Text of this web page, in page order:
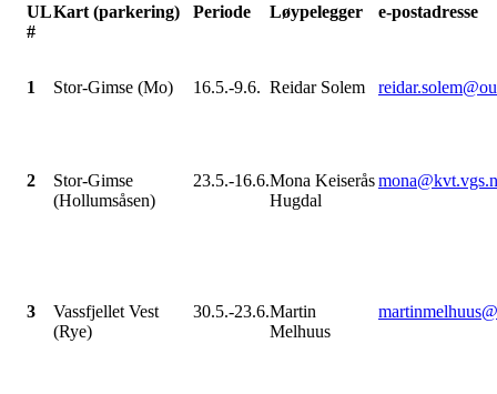
UL
#
Kart (parkering) Periode Løypelegger e-postadresse
1 Stor-Gimse (Mo) 16.5.-9.6. Reidar Solem
2
Stor-Gimse
(Hollumsåsen)
23.5.-16.6.Mona Keiserås
Hugdal
3
Vassfjellet Vest
(Rye)
30.5.-23.6.Martin
Melhuus